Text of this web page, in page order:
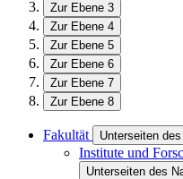
Zur Ebene 3
Zur Ebene 4
Zur Ebene 5
Zur Ebene 6
Zur Ebene 7
Zur Ebene 8
Fakultät Unterseiten
Institute und
Unterseiten des